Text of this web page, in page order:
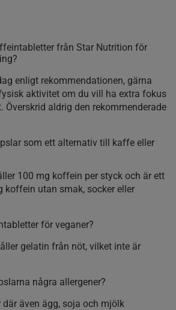
från Star Nutrition för
enligt rekommendationen, gärna
aktivitet om du vill ha extra fokus
Överskrid aldrig den rekommenderade
som ett alternativ till kaffe eller
100 mg koffein per styck och är ett
koffein utan smak, socker eller
för veganer?
gelatin från nöt, vilket inte är
några allergener?
där även ägg, soja och mjölk